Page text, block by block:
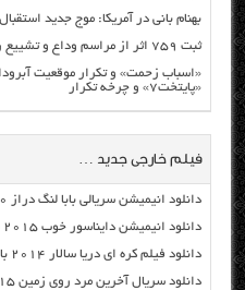
بهنام بانی در آمریکا: موج جدید
ثبت ۷۵۹ اثر از مراسم وداع و تشییع رهبر شهید انقلاب
«اسباب زحمت» و تکرار موقعیت
«پایتخت۷» و چرخه تکرار
فیلم خارجی جدید …
دانلود انیمیشن سریالی بابا لنگ دراز ۱۹۹۰ با دوبله فارسی
دانلود انیمیشن دایناسور خوب ۲۰۱۵ با دوبله فارسی
دانلود فیلم کره ای دریا سالار ۲۰۱۴ با دوبله فارسی
دانلود سریال آخرین مرد روی زمین ۲۰۱۵ با دوبله فارسی